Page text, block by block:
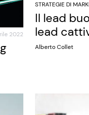
2022
STRATEGIE DI
Il lead
lead
Alberto Collet